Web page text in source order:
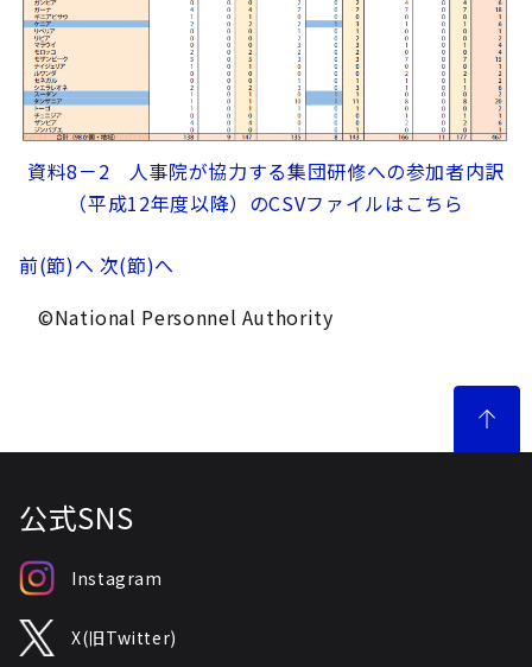
資料8－2 人事院が協力する集団研修への参加者内訳
（平成12年度以降）のCSVファイルはこちら
前(節)へ 次(節)へ
©National Personnel Authority
公式SNS
Instagram
X(旧Twitter)